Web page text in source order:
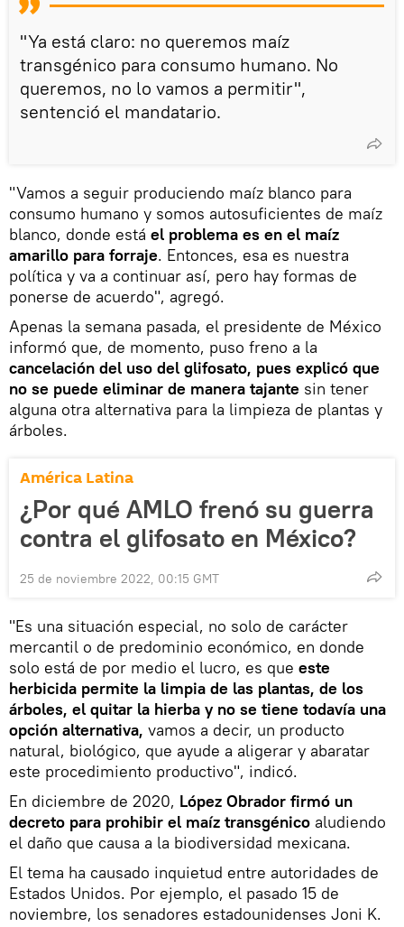
"Ya está claro: no queremos maíz
transgénico para consumo humano. No
queremos, no lo vamos a permitir",
sentenció el mandatario.
"Vamos a seguir produciendo maíz blanco para
consumo humano y somos autosuficientes de maíz
blanco, donde está el problema es en el maíz
amarillo para forraje. Entonces, esa es nuestra
política y va a continuar así, pero hay formas de
ponerse de acuerdo", agregó.
Apenas la semana pasada, el presidente de México
informó que, de momento, puso freno a la
cancelación del uso del glifosato, pues explicó que
no se puede eliminar de manera tajante sin tener
alguna otra alternativa para la limpieza de plantas y
árboles.
América Latina
¿Por qué AMLO frenó su guerra
contra el glifosato en México?
25 de noviembre 2022, 00:15 GMT
"Es una situación especial, no solo de carácter
mercantil o de predominio económico, en donde
solo está de por medio el lucro, es que este
herbicida permite la limpia de las plantas, de los
árboles, el quitar la hierba y no se tiene todavía una
opción alternativa, vamos a decir, un producto
natural, biológico, que ayude a aligerar y abaratar
este procedimiento productivo", indicó.
En diciembre de 2020, López Obrador firmó un
decreto para prohibir el maíz transgénico aludiendo
el daño que causa a la biodiversidad mexicana.
El tema ha causado inquietud entre autoridades de
Estados Unidos. Por ejemplo, el pasado 15 de
noviembre, los senadores estadounidenses Joni K.